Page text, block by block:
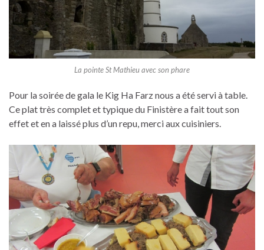
La pointe St Mathieu avec son phare
Pour la soirée de gala le Kig Ha Farz nous a été servi à table.
Ce plat très complet et typique du Finistère a fait tout son
effet et en a laissé plus d’un repu, merci aux cuisiniers.